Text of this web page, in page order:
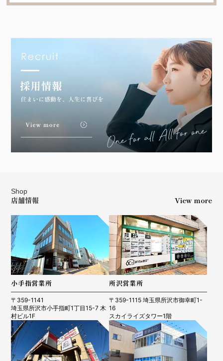
Shop
店舗情報 View more
小手指営業所
〒359-1141
埼玉県所沢市小手指町1丁目15-7 木
村ビル1F
所沢営業所
〒359-1115 埼玉県所沢市御幸町1-
16
スカイライズタワー1階